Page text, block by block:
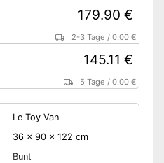
179.90 €
2-3 Tage /0.00 €
145.11 €
5 Tage /0.00 €
Le Toy Van
36 x 90 x 122 cm
Bunt